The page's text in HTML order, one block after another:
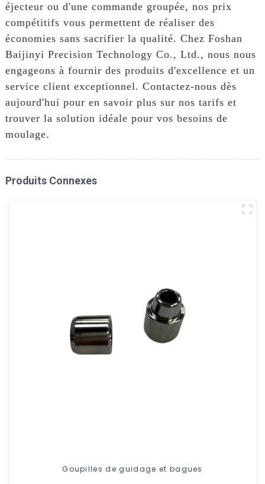
éjecteur ou d'une commande groupée, nos prix
compétitifs vous permettent de réaliser des
économies sans sacrifier la qualité. Chez Foshan
Baijinyi Precision Technology Co., Ltd., nous nous
engageons à fournir des produits d'excellence et un
service client exceptionnel. Contactez-nous dès
aujourd'hui pour en savoir plus sur nos tarifs et
trouver la solution idéale pour vos besoins de
moulage.
Produits Connexes
Goupilles de guidage et bagues